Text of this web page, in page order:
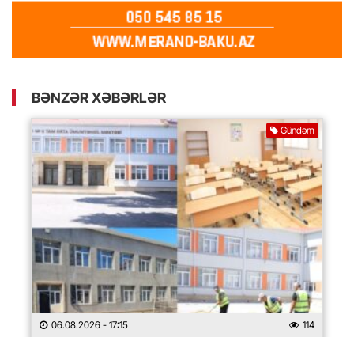
BƏNZƏR XƏBƏRLƏR
Gündəm
06.08.2026 - 17:15 114